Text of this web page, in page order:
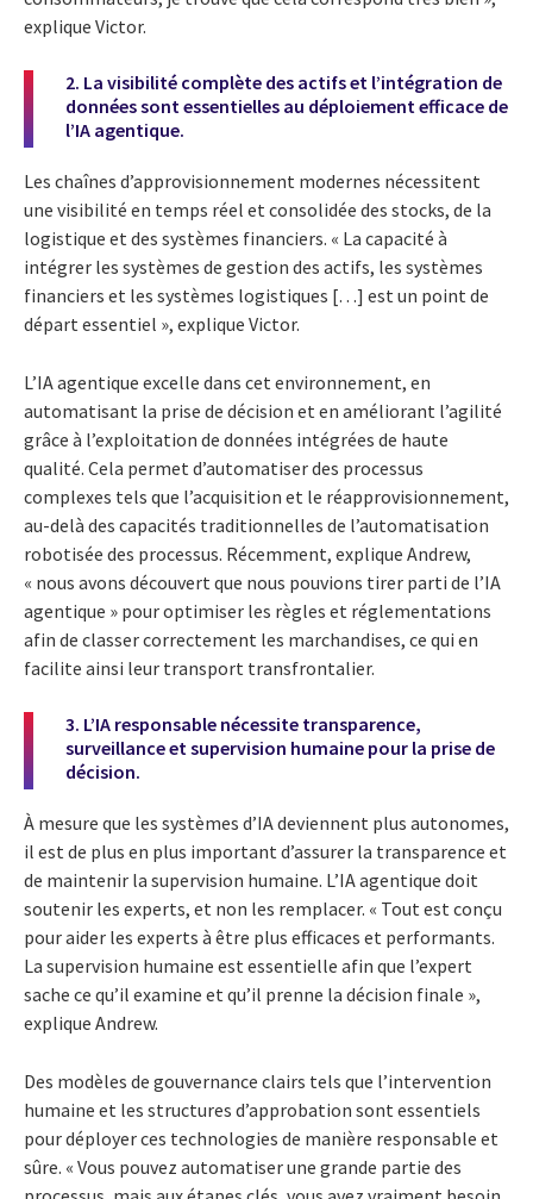
explique Victor.
2. La visibilité complète des actifs et l’intégration de
données sont essentielles au déploiement efficace de
l’IA agentique.
Les chaînes d’approvisionnement modernes nécessitent
une visibilité en temps réel et consolidée des stocks, de la
logistique et des systèmes financiers. « La capacité à
intégrer les systèmes de gestion des actifs, les systèmes
financiers et les systèmes logistiques […] est un point de
départ essentiel », explique Victor.
L’IA agentique excelle dans cet environnement, en
automatisant la prise de décision et en améliorant l’agilité
grâce à l’exploitation de données intégrées de haute
qualité. Cela permet d’automatiser des processus
complexes tels que l’acquisition et le réapprovisionnement,
au-delà des capacités traditionnelles de l’automatisation
robotisée des processus. Récemment, explique Andrew,
« nous avons découvert que nous pouvions tirer parti de l’IA
agentique » pour optimiser les règles et réglementations
afin de classer correctement les marchandises, ce qui en
facilite ainsi leur transport transfrontalier.
3. L’IA responsable nécessite transparence,
surveillance et supervision humaine pour la prise de
décision.
À mesure que les systèmes d’IA deviennent plus autonomes,
il est de plus en plus important d’assurer la transparence et
de maintenir la supervision humaine. L’IA agentique doit
soutenir les experts, et non les remplacer. « Tout est conçu
pour aider les experts à être plus efficaces et performants.
La supervision humaine est essentielle afin que l’expert
sache ce qu’il examine et qu’il prenne la décision finale »,
explique Andrew.
Des modèles de gouvernance clairs tels que l’intervention
humaine et les structures d’approbation sont essentiels
pour déployer ces technologies de manière responsable et
sûre. « Vous pouvez automatiser une grande partie des